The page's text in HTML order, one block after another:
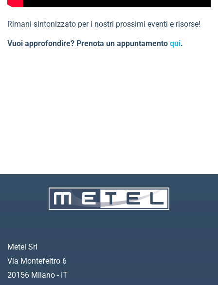
Rimani sintonizzato per i nostri prossimi eventi e risorse!
Vuoi approfondire? Prenota un appuntamento qui.
Metel Srl
Via Montefeltro 6
20156 Milano - IT